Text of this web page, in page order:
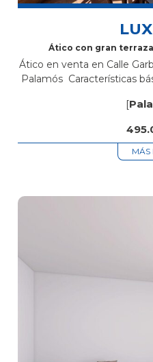
Ático con gran
Ático en venta en Calle
Palamós Características
Segunda[
MÁS